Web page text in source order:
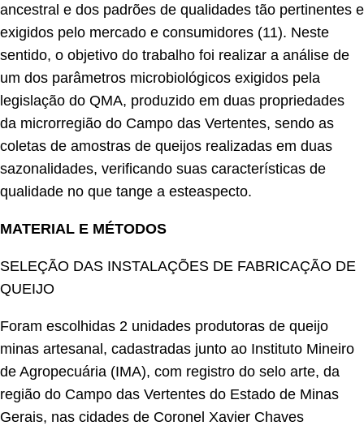
ancestral e dos padrões de qualidades tão pertinentes e
exigidos pelo mercado e consumidores (11). Neste
sentido, o objetivo do trabalho foi realizar a análise de
um dos parâmetros microbiológicos exigidos pela
legislação do QMA, produzido em duas propriedades
da microrregião do Campo das Vertentes, sendo as
coletas de amostras de queijos realizadas em duas
sazonalidades, verificando suas características de
qualidade no que tange a esteaspecto.
MATERIAL E MÉTODOS
SELEÇÃO DAS INSTALAÇÕES DE FABRICAÇÃO DE
QUEIJO
Foram escolhidas 2 unidades produtoras de queijo
minas artesanal, cadastradas junto ao Instituto Mineiro
de Agropecuária (IMA), com registro do selo arte, da
região do Campo das Vertentes do Estado de Minas
Gerais, nas cidades de Coronel Xavier Chaves